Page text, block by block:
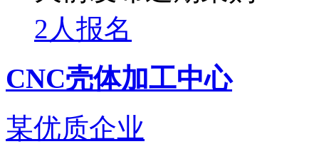
2人报名
CNC壳体加工中心
某优质企业